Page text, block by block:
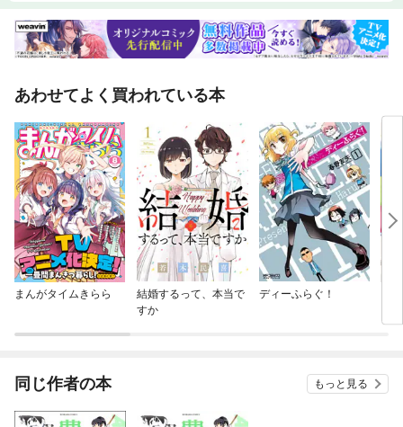
あわせてよく買われている本
まんがタイムきらら
結婚するって、本当で
すか
ディーふらぐ！
同じ作者の本 もっと見る